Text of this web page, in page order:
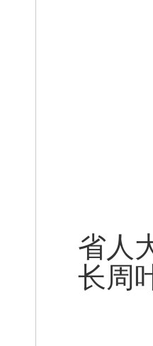
省人
长周